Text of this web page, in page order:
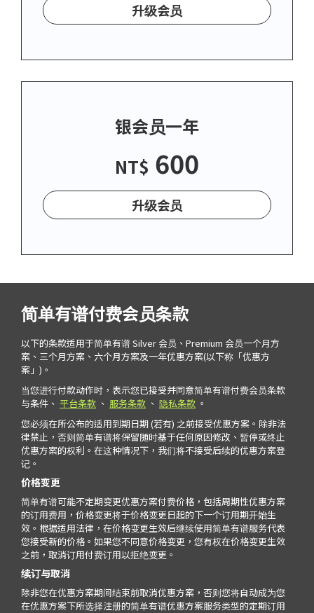
升级会员
银会员一年
NT$ 600
升级会员
简单有谱付费会员条款
以下的条款适用于简单有谱 Silver 会员、Premium 会员一个月方
案、三个月方案、六个月方案及一年优惠方案(以下称「优惠方
案」)。
当您进行付款动作时，表示您已接受并同意简单有谱付费会员条款
与条件、 平台条款 、 服务条款 、 隐私条款 。
您必须在所公布的适用到期日期 (若有) 之前接受优惠方案。除非法
律禁止，否则简单有谱将保留随时基于任何原因修改、暂停或终止
优惠方案的权利。在这种情况下，我们将不接受后续的优惠方案登
记。
价格变更
简单有谱可能不定期变更优惠方案付费价格，包括周期性优惠方案
的订用费用，价格变更将于价格变更日起的下一个订用期开始生
效。根据适用法律，在价格变更生效后继续使用简单有谱服务代表
您接受新的价格。如果您不同意价格变更，您有权在价格变更生效
之前，取消订用付费订用以拒绝变更。
续订与取消
除非您在优惠方案期间结束前取消优惠方案，否则您将自动成为您
在优惠方案下所选择注册的简单有谱优惠方案服务类型的定期订用